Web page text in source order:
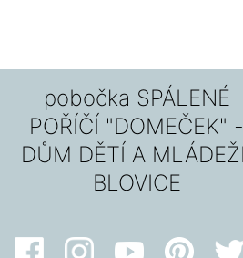
pobočka SPÁLENÉ
POŘÍČÍ "DOMEČEK" -
DŮM DĚTÍ A
BLOVICE